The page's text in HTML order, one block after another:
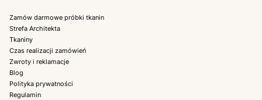
Zamów darmowe próbki tkanin
Strefa Architekta
Tkaniny
Czas realizacji zamówień
Zwroty i reklamacje
Blog
Polityka prywatności
Regulamin